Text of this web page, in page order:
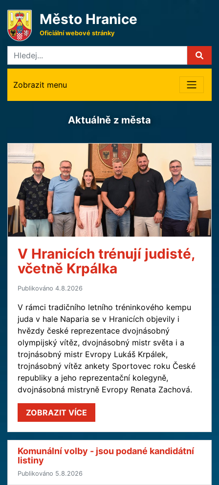
Město Hranice
Oficiální webové stránky
Zobrazit menu
Aktuálně z města
V Hranicích trénují judisté,
včetně Krpálka
Publikováno 4.8.2026
V rámci tradičního letního tréninkového kempu
juda v hale Naparia se v Hranicích objevily i
hvězdy české reprezentace dvojnásobný
olympijský vítěz, dvojnásobný mistr světa i a
trojnásobný mistr Evropy Lukáš Krpálek,
trojnásobný vítěz ankety Sportovec roku České
republiky a jeho reprezentační kolegyně,
dvojnásobná mistryně Evropy Renata Zachová.
ZOBRAZIT VÍCE
Komunální volby - jsou podané kandidátní
listiny
Publikováno 5.8.2026